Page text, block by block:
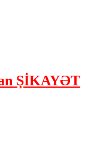
ŞİKAYƏT